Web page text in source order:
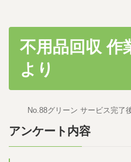
不用品回収 作
より
No.88グリーン サービス完了
アンケート内容